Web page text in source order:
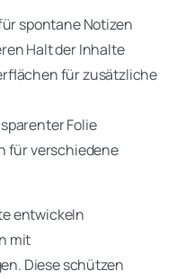
spontane Notizen
Halt der Inhalte
für zusätzliche
Folie
für verschiedene
entwickeln
mit
Diese schützen